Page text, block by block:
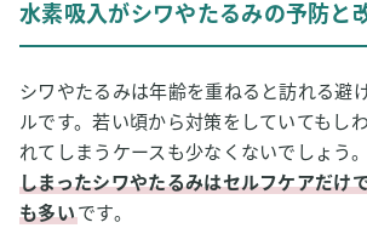
水素吸入がシワやたるみの予防と
シワやたるみは年齢を重ねると訪れる避
ルです。若い頃から対策をしていてもし
れてしまうケースも少なくないでしょう
しまったシワやたるみはセルフケアだけ
も多いです。